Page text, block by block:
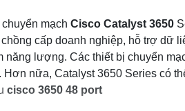
mạch Cisco Catalyst 3650
cấp doanh nghiệp, hỗ trợ dữ
năng lượng. Các thiết bị chuyển
Hơn nữa, Catalyst 3650 Series có
cisco 3650 48 port